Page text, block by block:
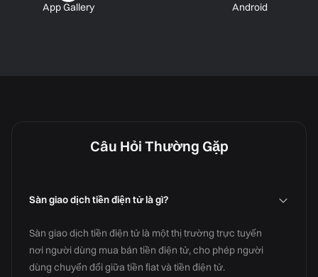
App Gallery Android
Câu Hỏi Thường Gặp
Sàn giao dịch tiền điện tử là gì?
Sàn giao dịch tiền điện tử là một thị trường trực tuyến
nơi người dùng mua bán tiền điện tử, cho phép người
dùng chuyển đổi giữa tiền fiat và tiền điện tử.